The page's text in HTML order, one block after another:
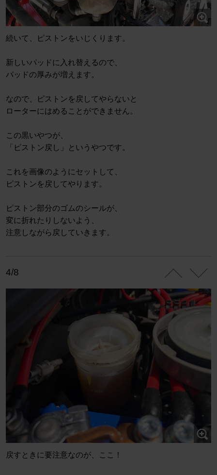
続いて、ピストンをいじくります。
新しいパッドに入れ替えるので、
パッドの厚みが増えます。
なので、ピストンを戻してやらないと
ローターにはめることができません。
この黒いやつが、
「ピストン戻し」というやつです。
これを画像のようにセットして、
ピストンを戻してやります。
ピストン部分のゴムのシールが、
変に折れたりしないよう、
注意しながら戻していきます。
4/8
戻すときに要注意なのが、ここ！